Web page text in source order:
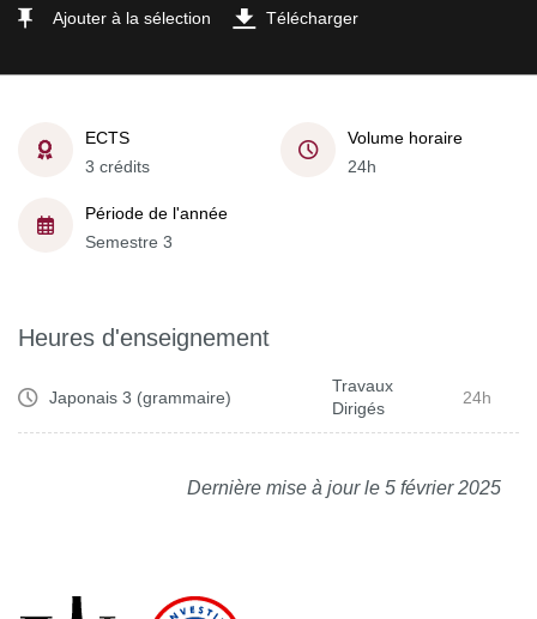
Ajouter à la sélection Télécharger
ECTS
3 crédits
Volume horaire
24h
Période de l'année
Semestre 3
Heures d'enseignement
Japonais 3 (grammaire)
Travaux
Dirigés
24h
Dernière mise à jour le 5 février 2025